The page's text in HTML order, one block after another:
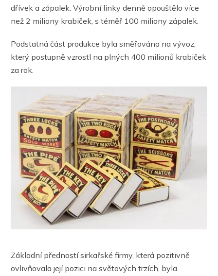
dřívek a zápalek. Výrobní linky denně opouštělo více
než 2 miliony krabiček, s téměř 100 miliony zápalek.
Podstatná část produkce byla směřována na vývoz,
který postupně vzrostl na plných 400 milionů krabiček
za rok.
Základní předností sirkařské firmy, která pozitivně
ovlivňovala její pozici na světových trzích, byla